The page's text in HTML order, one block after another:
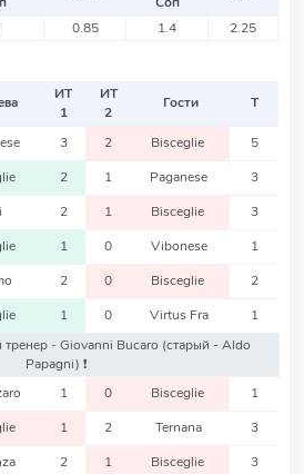
0.85 1.4 2.25
ИТ
1
ИТ
2
Гости Т
3 2 Bisceglie 5
2 1 Paganese 3
2 1 Bisceglie 3
1 0 Vibonese 1
2 0 Bisceglie 2
1 0 Virtus Fra
1
тренер - Giovanni Bucaro (старый - Aldo
Papagni) ❗️
1 0 Bisceglie 1
1 2 Ternana 3
2 1 Bisceglie 3